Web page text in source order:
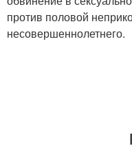
против половой
несовершеннолетнего.